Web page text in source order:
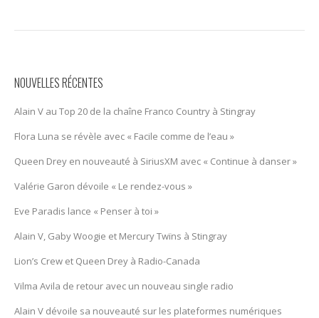
NOUVELLES RÉCENTES
Alain V au Top 20 de la chaîne Franco Country à Stingray
Flora Luna se révèle avec « Facile comme de l’eau »
Queen Drey en nouveauté à SiriusXM avec « Continue à danser »
Valérie Garon dévoile « Le rendez-vous »
Eve Paradis lance « Penser à toi »
Alain V, Gaby Woogie et Mercury Twïns à Stingray
Lion’s Crew et Queen Drey à Radio-Canada
Vilma Avila de retour avec un nouveau single radio
Alain V dévoile sa nouveauté sur les plateformes numériques